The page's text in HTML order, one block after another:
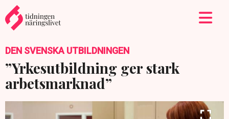
DEN SVENSKA UTBILDNINGEN
”Yrkesutbildning ger stark
arbetsmarknad”